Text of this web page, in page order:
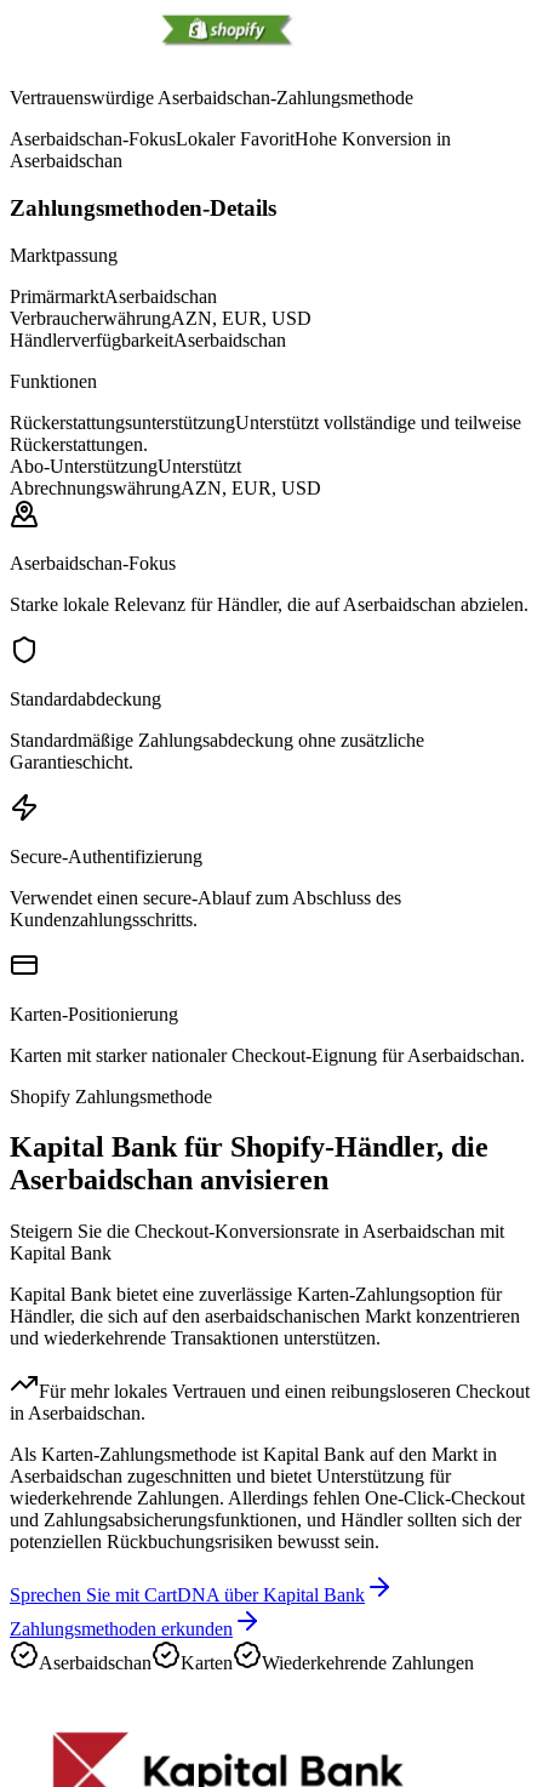
Vertrauenswürdige Aserbaidschan-Zahlungsmethode
Aserbaidschan-FokusLokaler FavoritHohe Konversion in
Aserbaidschan
Zahlungsmethoden-Details
Marktpassung
PrimärmarktAserbaidschan
VerbraucherwährungAZN, EUR, USD
HändlerverfügbarkeitAserbaidschan
Funktionen
RückerstattungsunterstützungUnterstützt vollständige und teilweise
Rückerstattungen.
Abo-UnterstützungUnterstützt
AbrechnungswährungAZN, EUR, USD
Aserbaidschan-Fokus
Starke lokale Relevanz für Händler, die auf Aserbaidschan abzielen.
Standardabdeckung
Standardmäßige Zahlungsabdeckung ohne zusätzliche
Garantieschicht.
Secure-Authentifizierung
Verwendet einen secure-Ablauf zum Abschluss des
Kundenzahlungsschritts.
Karten-Positionierung
Karten mit starker nationaler Checkout-Eignung für Aserbaidschan.
Shopify Zahlungsmethode
Kapital Bank für Shopify-Händler, die
Aserbaidschan anvisieren
Steigern Sie die Checkout-Konversionsrate in Aserbaidschan mit
Kapital Bank
Kapital Bank bietet eine zuverlässige Karten-Zahlungsoption für
Händler, die sich auf den aserbaidschanischen Markt konzentrieren
und wiederkehrende Transaktionen unterstützen.
Für mehr lokales Vertrauen und einen reibungsloseren Checkout
in Aserbaidschan.
Als Karten-Zahlungsmethode ist Kapital Bank auf den Markt in
Aserbaidschan zugeschnitten und bietet Unterstützung für
wiederkehrende Zahlungen. Allerdings fehlen One-Click-Checkout
und Zahlungsabsicherungsfunktionen, und Händler sollten sich der
potenziellen Rückbuchungsrisiken bewusst sein.
Sprechen Sie mit CartDNA über Kapital Bank
Zahlungsmethoden erkunden
Aserbaidschan
Karten Wiederkehrende Zahlungen